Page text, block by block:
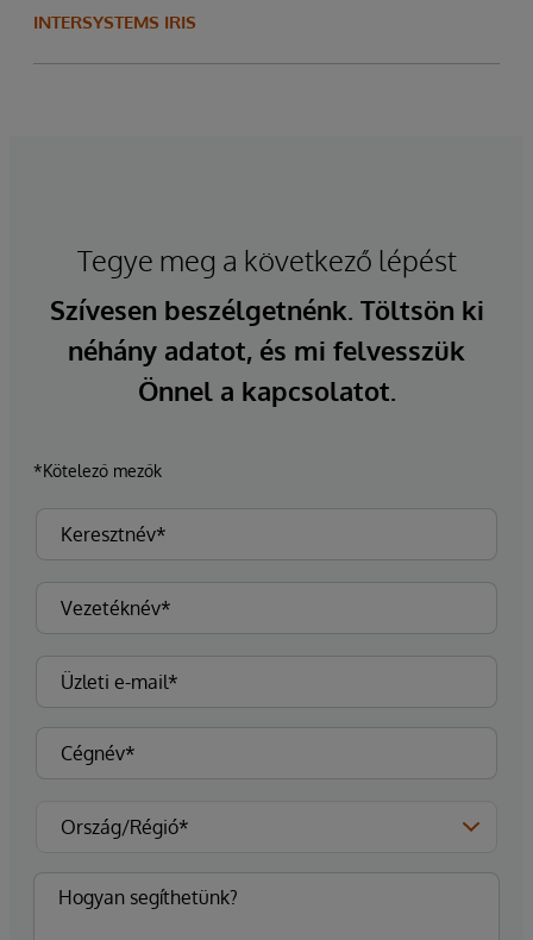
INTERSYSTEMS IRIS
Tegye meg a következő lépést
Szívesen beszélgetnénk. Töltsön ki
néhány adatot, és mi felvesszük
Önnel a kapcsolatot.
*Kötelező mezők